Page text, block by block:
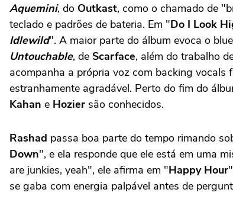
Aquemini, do Outkast, como o chamado de
teclado e padrões de bateria. Em "Do I Look
Idlewild". A maior parte do álbum evoca o
Untouchable, de Scarface, além do trabalho
acompanha a própria voz com backing vocals
estranhamente agradável. Perto do fim do
Kahan e Hozier são conhecidos.
Rashad passa boa parte do tempo rimando
Down", e ela responde que ele está em uma
are junkies, yeah", ele afirma em "Happy Hour
se gaba com energia palpável antes de